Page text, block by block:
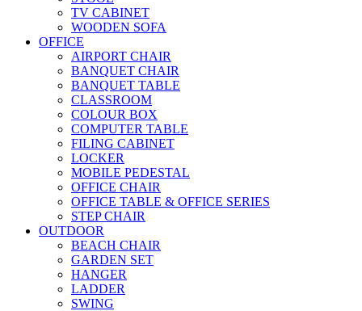
TV CABINET
WOODEN SOFA
OFFICE
AIRPORT CHAIR
BANQUET CHAIR
BANQUET TABLE
CLASSROOM
COLOUR BOX
COMPUTER TABLE
FILING CABINET
LOCKER
MOBILE PEDESTAL
OFFICE CHAIR
OFFICE TABLE & OFFICE SERIES
STEP CHAIR
OUTDOOR
BEACH CHAIR
GARDEN SET
HANGER
LADDER
SWING